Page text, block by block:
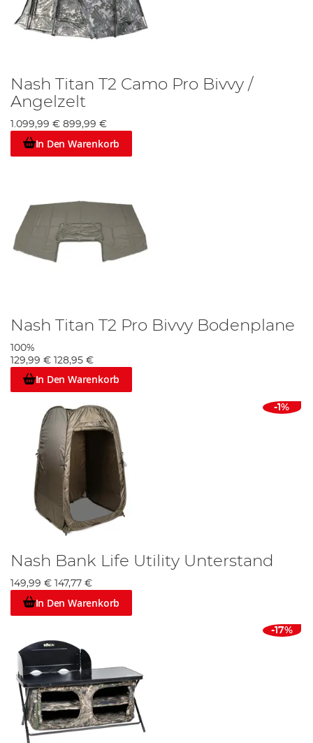
Nash Titan T2 Camo Pro Bivvy /
Angelzelt
1.099,99 € 899,99 €
In Den Warenkorb
Nash Titan T2 Pro Bivvy Bodenplane
100%
129,99 € 128,95 €
In Den Warenkorb
-1%
Nash Bank Life Utility Unterstand
149,99 € 147,77 €
In Den Warenkorb
-17%